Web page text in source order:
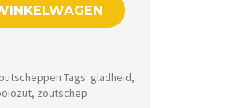
Tags: gladheid,
, zoutschep